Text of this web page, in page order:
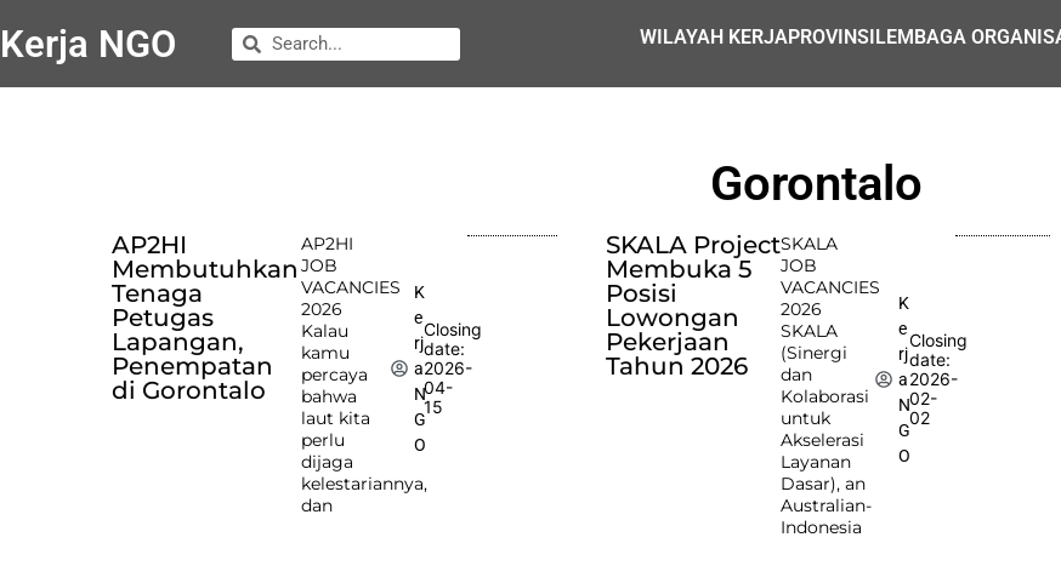
Kerja NGO WILAYAH KERJAPROVINSILEMBAGA
Gorontalo
AP2HI
Membutuhkan
Tenaga
Petugas
Lapangan,
Penempatan
di Gorontalo
AP2HI
JOB
VACANCIES
2026
Kalau
kamu
percaya
bahwa
laut kita
perlu
dijaga
kelestariannya,
dan
K
e
rj
a
N
G
O
Closing
date:
2026-
04-
15
SKALA Project
Membuka 5
Posisi
Lowongan
Pekerjaan
Tahun 2026
SKALA
JOB
VACANCIES
2026
SKALA
(Sinergi
dan
Kolaborasi
untuk
Akselerasi
Layanan
Dasar), an
Australian-
Indonesia
K
e
rj
a
N
G
O
Closing
date:
2026-
02-
02